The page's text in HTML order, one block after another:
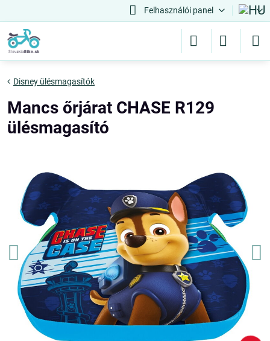
Felhasználói panel
Disney ülésmagasítók
Mancs őrjárat CHASE R129
ülésmagasító